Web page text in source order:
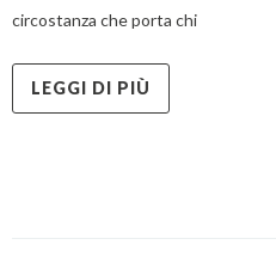
circostanza che porta chi
LEGGI DI PIÙ